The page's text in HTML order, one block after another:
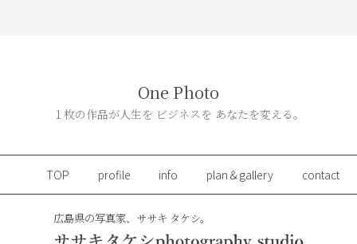
広島県の写真家、ササキ タケシ。
One Photo
１枚の作品が人生を ビジネスを あなたを変える。
TOP profile info plan＆gallery contact